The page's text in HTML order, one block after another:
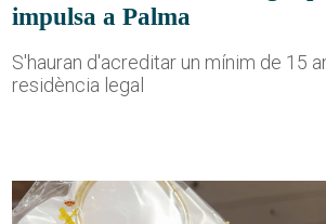
impulsa a Palma
S'hauran d'acreditar un mínim de 15
residència legal